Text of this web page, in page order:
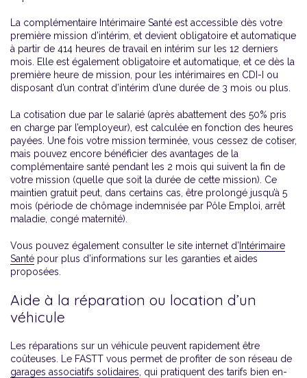
La complémentaire Intérimaire Santé est accessible dès votre
première mission d’intérim, et devient obligatoire et automatique
à partir de 414 heures de travail en intérim sur les 12 derniers
mois. Elle est également obligatoire et automatique, et ce dès la
première heure de mission, pour les intérimaires en CDI-I ou
disposant d’un contrat d’intérim d’une durée de 3 mois ou plus.
La cotisation due par le salarié (après abattement des 50% pris
en charge par l’employeur), est calculée en fonction des heures
payées. Une fois votre mission terminée, vous cessez de cotiser,
mais pouvez encore bénéficier des avantages de la
complémentaire santé pendant les 2 mois qui suivent la fin de
votre mission (quelle que soit la durée de cette mission). Ce
maintien gratuit peut, dans certains cas, être prolongé jusqu’à 5
mois (période de chômage indemnisée par Pôle Emploi, arrêt
maladie, congé maternité).
Vous pouvez également consulter le site internet d’ Intérimaire
Santé pour plus d’informations sur les garanties et aides
proposées.
Aide à la réparation ou location d’un
véhicule
Les réparations sur un véhicule peuvent rapidement être
coûteuses. Le FASTT vous permet de profiter de son réseau de
garages associatifs solidaires , qui pratiquent des tarifs bien en-